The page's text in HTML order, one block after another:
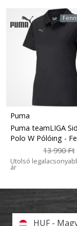
Puma
Puma teamLIGA
Polo W Pólóing -
13 990 Ft
Utolsó
ár
HUF -